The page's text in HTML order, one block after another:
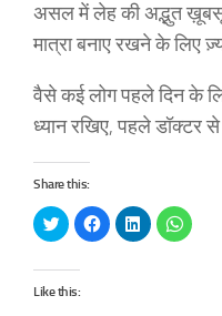
असल में लेह की अद्भुत
मात्रा बनाए रखने के लिए
वैसे कई लोग पहले दिन के
ध्यान रखिए, पहले डॉक्टर
Share this:
Click
to
share
Twitter
(Opens
in
Click
to
share
Click
to
share
Click
to
Like this: